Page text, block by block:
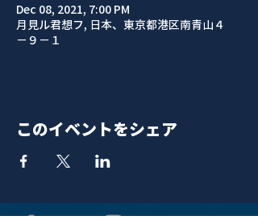
Dec 08, 2021, 7:00 PM
月見ル君想フ, 日本、東京都港区南青山４
−９−１
このイベントをシェア